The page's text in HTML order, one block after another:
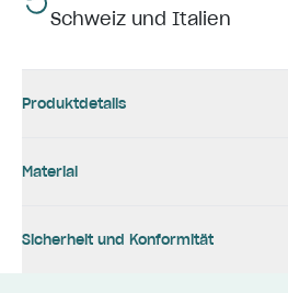
Schweiz und Italien
Produktdetails
Material
Sicherheit und Konformität